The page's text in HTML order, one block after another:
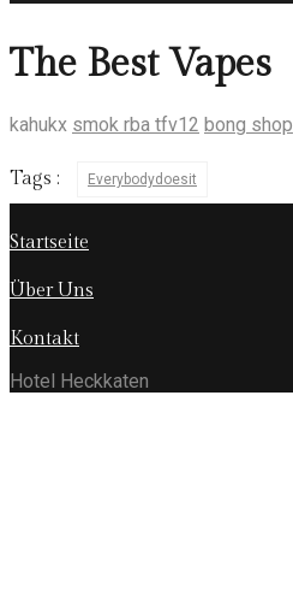
The Best Vapes
kahukx smok rba tfv12 bong shop
Tags : Everybodydoesit
Startseite
Über Uns
Kontakt
Hotel Heckkaten